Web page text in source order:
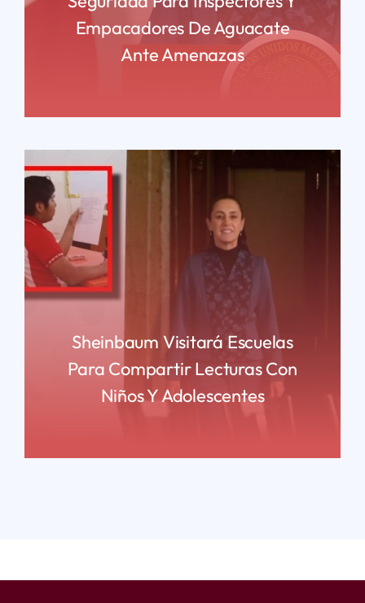
Empacadores De Aguacate
Ante Amenazas
Sheinbaum Visitará Escuelas
Para Compartir Lecturas Con
Niños Y Adolescentes